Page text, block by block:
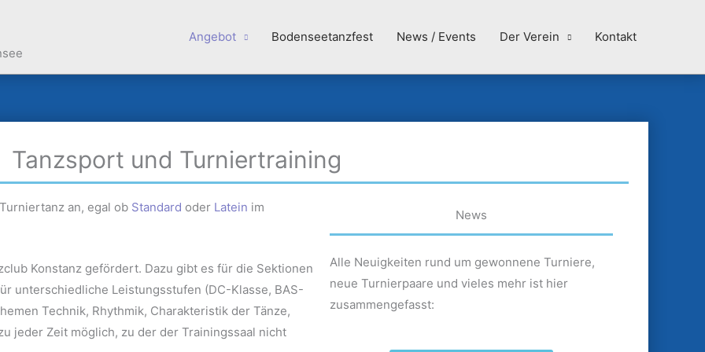
Angebot Bodenseetanzfest News / Events Der Verein Kontakt
Tanzsport und Turniertraining
an, egal ob Standard oder Latein im
Konstanz gefördert. Dazu gibt es für die Sektionen
unterschiedliche Leistungsstufen (DC-Klasse, BAS-
Technik, Rhythmik, Charakteristik der Tänze,
jeder Zeit möglich, zu der der Trainingssaal nicht
News
Alle Neuigkeiten rund um gewonnene Turniere,
neue Turnierpaare und vieles mehr ist hier
zusammengefasst: